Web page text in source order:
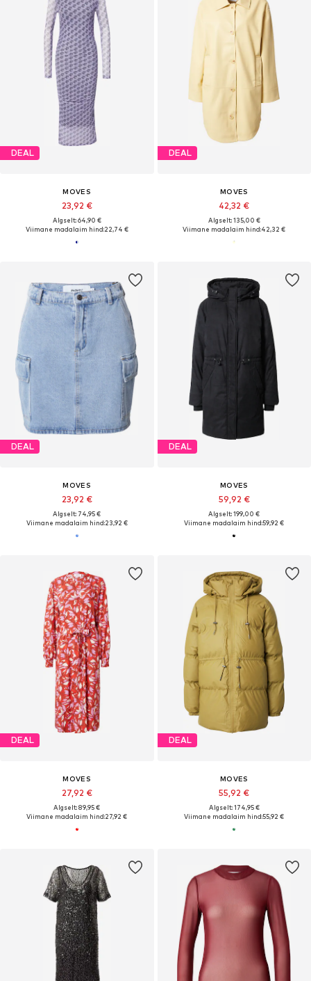
DEAL
MOVES
23,92 €
Algselt: 64,90 €
Viimane madalaim hind:22,74 €
DEAL
MOVES
42,32 €
Algselt: 135,00 €
Viimane madalaim hind:42,32 €
DEAL
MOVES
23,92 €
Algselt: 74,95 €
Viimane madalaim hind:23,92 €
DEAL
MOVES
59,92 €
Algselt: 199,00 €
Viimane madalaim hind:59,92 €
DEAL
MOVES
27,92 €
Algselt: 89,95 €
Viimane madalaim hind:27,92 €
DEAL
MOVES
55,92 €
Algselt: 174,95 €
Viimane madalaim hind:55,92 €